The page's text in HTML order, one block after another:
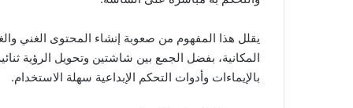
يقلل هذا المفهوم من صعوبة إنشاء المحتوى الغني
المكانية، بفضل الجمع بين شاشتين وتحويل الرؤية
بالإيماءات وأدوات التحكم الإبداعية سهلة الاستخدام.